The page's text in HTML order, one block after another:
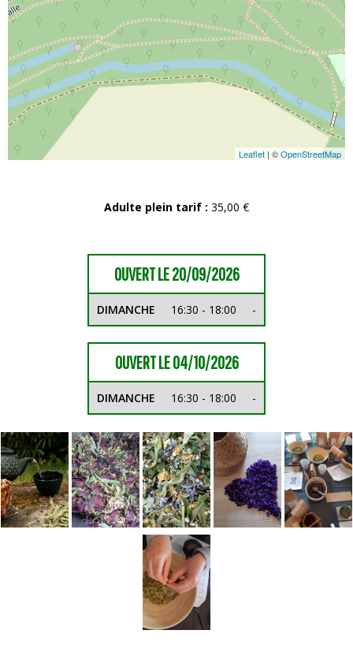
Leaflet | ©OpenStreetMap
Adulte plein tarif : 35,00 €
OUVERT LE 20/09/2026
DIMANCHE 16:30 - 18:00 -
OUVERT LE 04/10/2026
DIMANCHE 16:30 - 18:00 -